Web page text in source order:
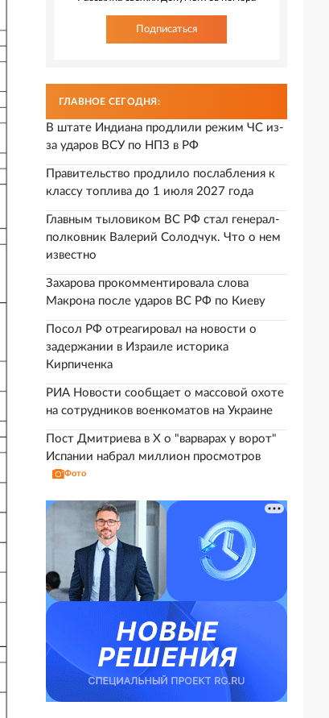
Подписаться
ГЛАВНОЕ СЕГОДНЯ:
В штате Индиана продлили режим ЧС из-
за ударов ВСУ по НПЗ в РФ
Правительство продлило послабления к
классу топлива до 1 июля 2027 года
Главным тыловиком ВС РФ стал генерал-
полковник Валерий Солодчук. Что о нем
известно
Захарова прокомментировала слова
Макрона после ударов ВС РФ по Киеву
Посол РФ отреагировал на новости о
задержании в Израиле историка
Кирпиченка
РИА Новости сообщает о массовой охоте
на сотрудников военкоматов на Украине
Пост Дмитриева в X о "варварах у ворот"
Испании набрал миллион просмотров
Фото